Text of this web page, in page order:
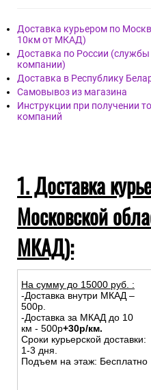
Доставка курьером по
10км от МКАД)
Доставка по России
компании)
Доставка в Республику
Самовывоз из магазина
Инструкции при получении
компаний
1. Доставка
Московской
МКАД):
На сумму до 15000 руб. :
-Доставка внутри МКАД –
500р.
-Доставка за МКАД до 10
км - 500р+30р/км.
Сроки курьерской доставки:
1-3 дня.
Подъем на этаж: Бесплатно